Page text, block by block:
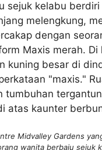
Midvalley Gardens
wanita berbaju sejuk